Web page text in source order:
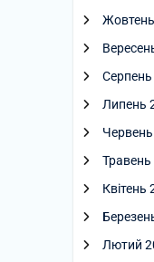
Липень
Травень
Квітень
Лютий